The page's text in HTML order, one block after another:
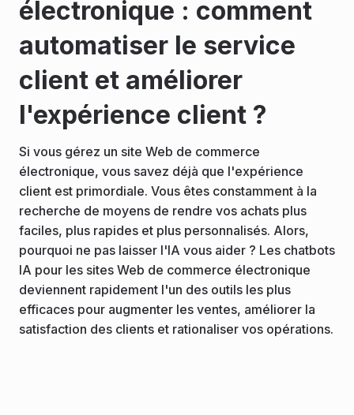
électronique : comment
automatiser le service
client et améliorer
l'expérience client ?
Si vous gérez un site Web de commerce
électronique, vous savez déjà que l'expérience
client est primordiale. Vous êtes constamment à la
recherche de moyens de rendre vos achats plus
faciles, plus rapides et plus personnalisés. Alors,
pourquoi ne pas laisser l'IA vous aider ? Les chatbots
IA pour les sites Web de commerce électronique
deviennent rapidement l'un des outils les plus
efficaces pour augmenter les ventes, améliorer la
satisfaction des clients et rationaliser vos opérations.